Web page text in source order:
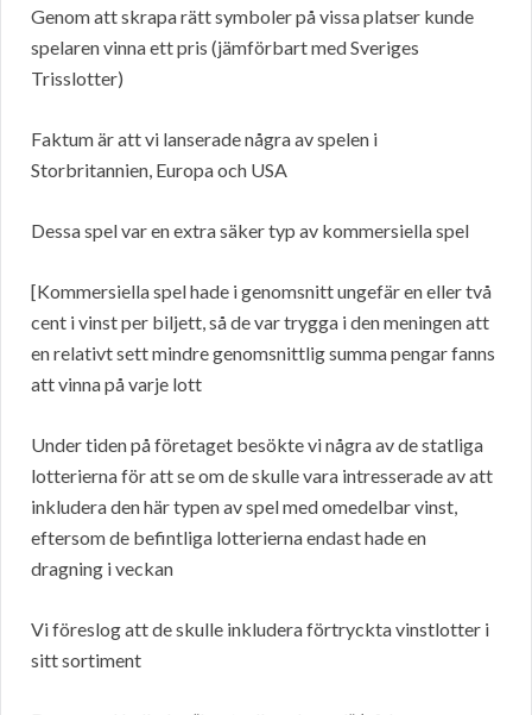
Genom att skrapa rätt symboler på vissa platser kunde
spelaren vinna ett pris (jämförbart med Sveriges
Trisslotter)
Faktum är att vi lanserade några av spelen i
Storbritannien, Europa och USA
Dessa spel var en extra säker typ av kommersiella spel
[Kommersiella spel hade i genomsnitt ungefär en eller två
cent i vinst per biljett, så de var trygga i den meningen att
en relativt sett mindre genomsnittlig summa pengar fanns
att vinna på varje lott
Under tiden på företaget besökte vi några av de statliga
lotterierna för att se om de skulle vara intresserade av att
inkludera den här typen av spel med omedelbar vinst,
eftersom de befintliga lotterierna endast hade en
dragning i veckan
Vi föreslog att de skulle inkludera förtryckta vinstlotter i
sitt sortiment